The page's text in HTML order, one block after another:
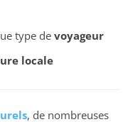
type devoyageur
locale
, de nombreuses